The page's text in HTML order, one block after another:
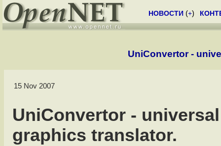
НОВОСТИ (+)
UniConvertor -
15 Nov 2007
UniConvertor -
graphics translator.